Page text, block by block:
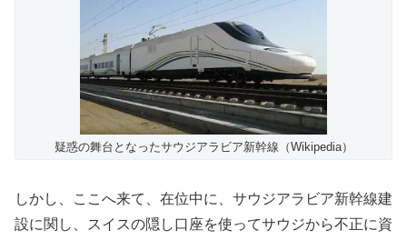
疑惑の舞台となったサウジアラビア新幹線（Wikipedia）
しかし、ここへ来て、在位中に、サウジアラビア新幹線建
設に関し、スイスの隠し口座を使ってサウジから不正に資